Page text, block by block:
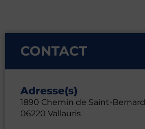
CONTACT
Adresse(s)
1890 Chemin de Saint-Bernard
06220 Vallauris